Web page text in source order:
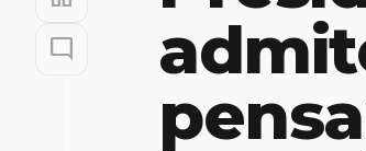
mode_comment